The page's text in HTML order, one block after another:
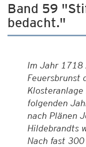
Band 59
bedacht."
Im Jahr 1718
Feuersbrunst
folgenden
nach Plänen
Hildebrandts
Nach fast